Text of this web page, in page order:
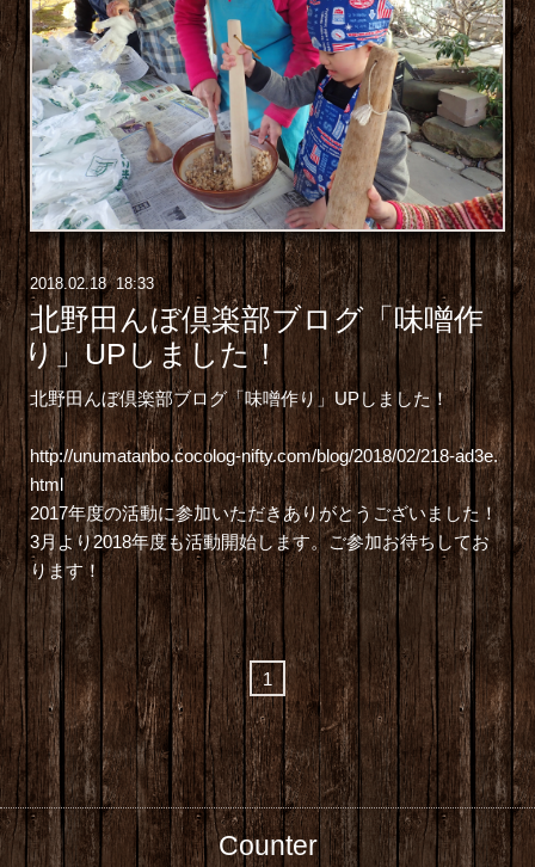
2018. 02.18 18:33
北野田んぼ倶楽部ブログ「味噌作
り」UPしました！
北野田んぼ倶楽部ブログ「味噌作り」UPしました！
http://unumatanbo.cocolog-nifty.com/blog/2018/02/218-ad3e.
html
2017年度の活動に参加いただきありがとうございました！
3月より2018年度も活動開始します。ご参加お待ちしてお
ります！
1
Counter